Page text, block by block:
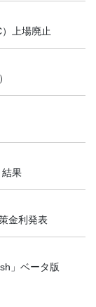
上場廃止
結果
金利発表
」ベータ版